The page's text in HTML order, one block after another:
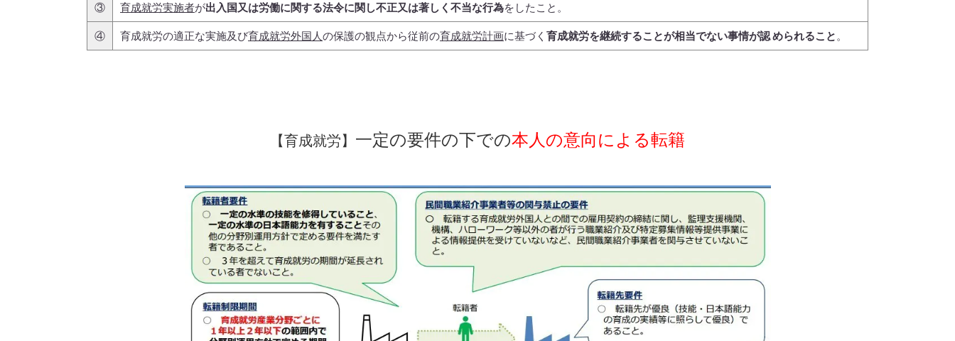
③ 育成就労実施者が出入国又は労働に関する法令に関し不正又は著しく不当な行為をしたこと。
④ 育成就労の適正な実施及び育成就労外国人の保護の観点から従前の育成就労計画に基づく 育成就労を継続することが相当でない事情が認 められること 。
【育成就労】 一定の要件の下での本人の意向による転籍